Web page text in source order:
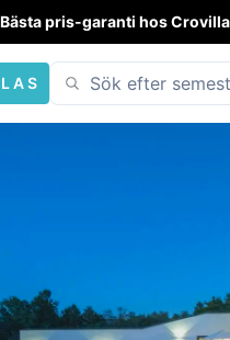
Bästa pris-garanti hos